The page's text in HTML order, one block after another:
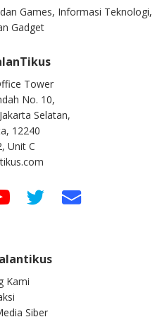
Games, Informasi Teknologi,
Gadget
Tower
No. 10,
Selatan,
12240
Unit C
Kami
Siber